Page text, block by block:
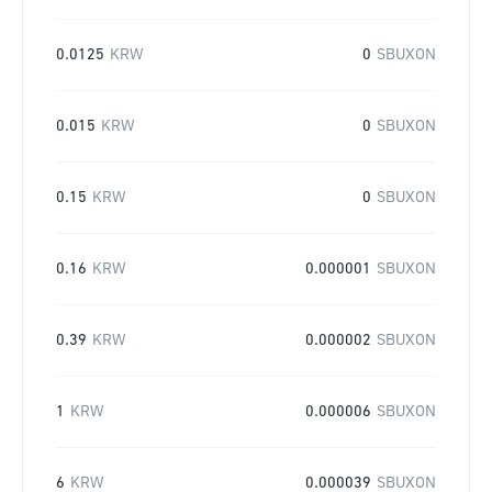
0.0125 KRW 0 SBUXON
0.015 KRW 0 SBUXON
0.15 KRW 0 SBUXON
0.16 KRW 0.000001 SBUXON
0.39 KRW 0.000002 SBUXON
1 KRW 0.000006 SBUXON
6 KRW 0.000039 SBUXON